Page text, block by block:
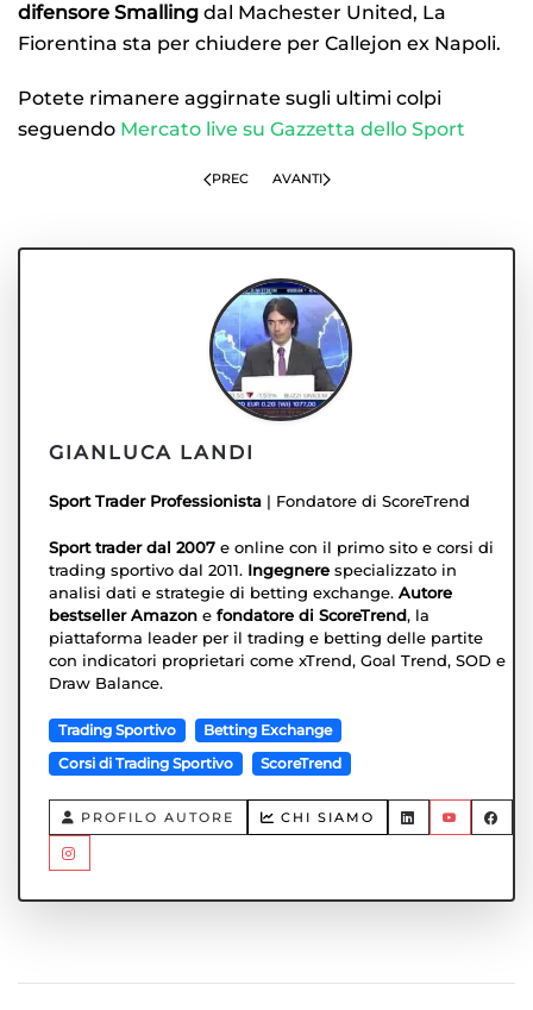
difensore Smalling dal Machester United, La
Fiorentina sta per chiudere per Callejon ex Napoli.
Potete rimanere aggirnate sugli ultimi colpi
seguendo Mercato live su Gazzetta dello Sport
PREC AVANTI
GIANLUCA LANDI
Sport Trader Professionista | Fondatore di ScoreTrend
Sport trader dal 2007 e online con il primo sito e corsi di
trading sportivo dal 2011. Ingegnere specializzato in
analisi dati e strategie di betting exchange. Autore
bestseller Amazon e fondatore di ScoreTrend, la
piattaforma leader per il trading e betting delle partite
con indicatori proprietari come xTrend, Goal Trend, SOD e
Draw Balance.
Trading Sportivo
Betting Exchange
Corsi di Trading Sportivo
ScoreTrend
PROFILO AUTORE CHI SIAMO